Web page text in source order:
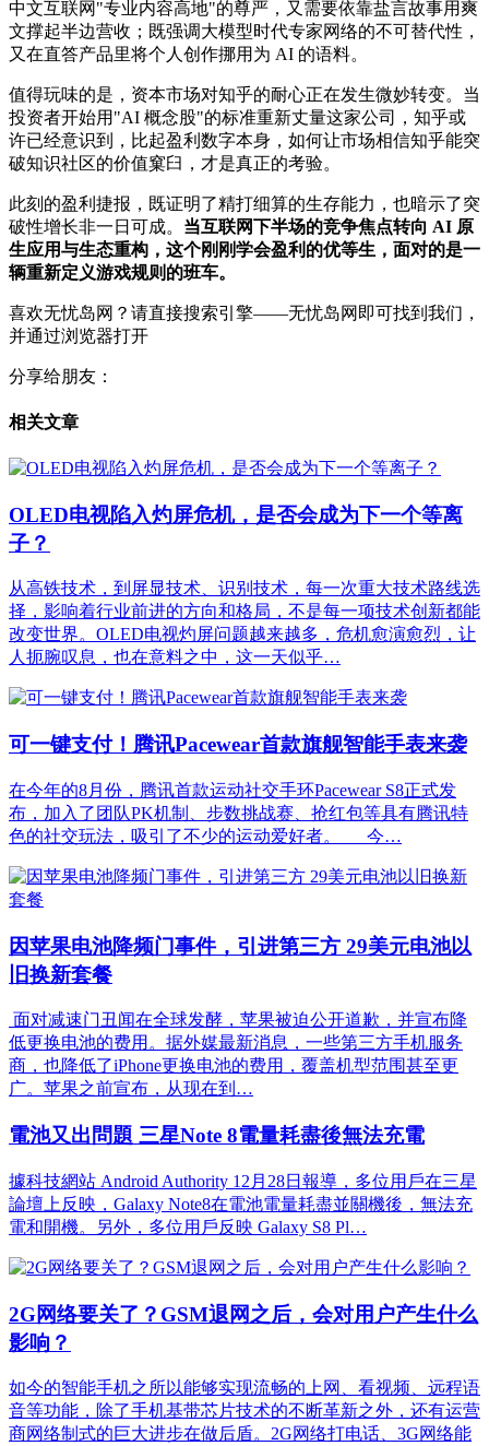
中文互联网"专业内容高地"的尊严，又需要依靠盐言故事用爽
文撑起半边营收；既强调大模型时代专家网络的不可替代性，
又在直答产品里将个人创作挪用为 AI 的语料。
值得玩味的是，资本市场对知乎的耐心正在发生微妙转变。当
投资者开始用"AI 概念股"的标准重新丈量这家公司，知乎或
许已经意识到，比起盈利数字本身，如何让市场相信知乎能突
破知识社区的价值窠臼，才是真正的考验。
此刻的盈利捷报，既证明了精打细算的生存能力，也暗示了突
破性增长非一日可成。 当互联网下半场的竞争焦点转向 AI 原
生应用与生态重构，这个刚刚学会盈利的优等生，面对的是一
辆重新定义游戏规则的班车。
喜欢无忧岛网？请直接搜索引擎——无忧岛网即可找到我们，
并通过浏览器打开
分享给朋友：
相关文章
OLED电视陷入灼屏危机，是否会成为下一个等离
子？
从高铁技术，到屏显技术、识别技术，每一次重大技术路线选
择，影响着行业前进的方向和格局，不是每一项技术创新都能
改变世界。OLED电视灼屏问题越来越多，危机愈演愈烈，让
人扼腕叹息，也在意料之中，这一天似乎…
可一键支付！腾讯Pacewear首款旗舰智能手表来袭
在今年的8月份，腾讯首款运动社交手环Pacewear S8正式发
布，加入了团队PK机制、步数挑战赛、抢红包等具有腾讯特
色的社交玩法，吸引了不少的运动爱好者。 今…
因苹果电池降频门事件，引进第三方 29美元电池以
旧换新套餐
面对减速门丑闻在全球发酵，苹果被迫公开道歉，并宣布降
低更换电池的费用。据外媒最新消息，一些第三方手机服务
商，也降低了iPhone更换电池的费用，覆盖机型范围甚至更
广。苹果之前宣布，从现在到…
電池又出問題 三星Note 8電量耗盡後無法充電
據科技網站 Android Authority 12月28日報導，多位用戶在三星
論壇上反映，Galaxy Note8在電池電量耗盡並關機後，無法充
電和開機。另外，多位用戶反映 Galaxy S8 Pl…
2G网络要关了？GSM退网之后，会对用户产生什么
影响？
如今的智能手机之所以能够实现流畅的上网、看视频、远程语
音等功能，除了手机基带芯片技术的不断革新之外，还有运营
商网络制式的巨大进步在做后盾。2G网络打电话、3G网络能